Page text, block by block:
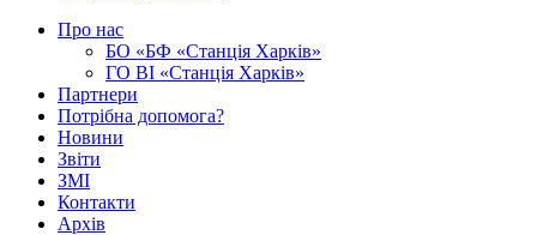
Про нас
БО ‎«БФ «Станція Харків»
ГО ВІ «Станція Харків»
Партнери
Потрібна допомога?
Новини
Звіти
ЗМІ
Контакти
Архів